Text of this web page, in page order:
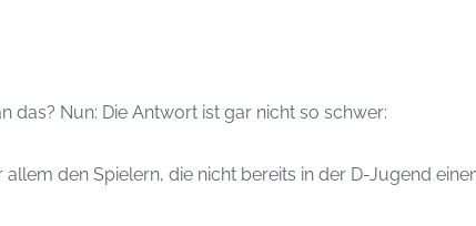
das? Nun: Die Antwort ist gar nicht so schwer:
den Spielern, die nicht bereits in der D-Jugend